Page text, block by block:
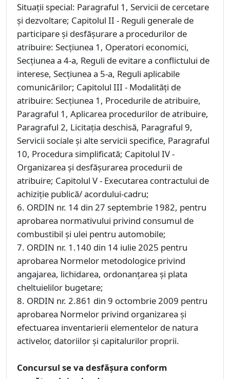
Situaţii special: Paragraful 1, Servicii de cercetare
şi dezvoltare; Capitolul II - Reguli generale de
participare şi desfăşurare a procedurilor de
atribuire: Secțiunea 1, Operatori economici,
Secțiunea a 4-a, Reguli de evitare a conflictului de
interese, Secțiunea a 5-a, Reguli aplicabile
comunicărilor; Capitolul III - Modalităţi de
atribuire: Secțiunea 1, Procedurile de atribuire,
Paragraful 1, Aplicarea procedurilor de atribuire,
Paragraful 2, Licitația deschisă, Paragraful 9,
Servicii sociale şi alte servicii specifice, Paragraful
10, Procedura simplificată; Capitolul IV -
Organizarea şi desfăşurarea procedurii de
atribuire; Capitolul V - Executarea contractului de
achiziţie publică/ acordului-cadru;
6. ORDIN nr. 14 din 27 septembrie 1982, pentru
aprobarea normativului privind consumul de
combustibil şi ulei pentru automobile;
7. ORDIN nr. 1.140 din 14 iulie 2025 pentru
aprobarea Normelor metodologice privind
angajarea, lichidarea, ordonanţarea şi plata
cheltuielilor bugetare;
8. ORDIN nr. 2.861 din 9 octombrie 2009 pentru
aprobarea Normelor privind organizarea şi
efectuarea inventarierii elementelor de natura
activelor, datoriilor şi capitalurilor proprii.
Concursul se va desfăşura conform